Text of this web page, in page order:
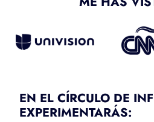
EN EL CÍRCULO DE
EXPERIMENTARÁS: